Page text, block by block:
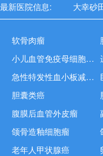
最新医院信息: 大幸砂
软骨肉瘤
小儿血管免疫母细胞淋巴结病
急性特发性血小板减少性紫癜
胆囊类癌
腹膜后血管外皮瘤
颌骨造釉细胞瘤
老年人甲状腺癌